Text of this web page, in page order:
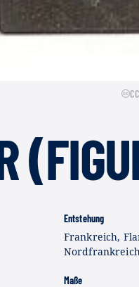
Entstehung
Frankreich,
Maße